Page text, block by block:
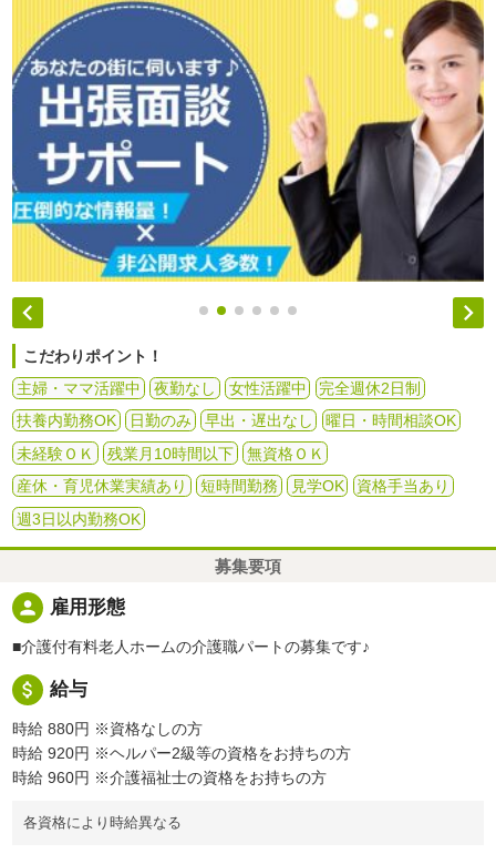
 
こだわりポイント！
主婦・ママ活躍中
夜勤なし 女性活躍中
完全週休2日制
扶養内勤務OK
日勤のみ 早出・遅出なし
曜日・時間相談OK
未経験ＯＫ
残業月10時間以下
無資格ＯＫ
産休・育児休業実績あり
短時間勤務 見学OK
資格手当あり
週3日以内勤務OK
募集要項
person 雇用形態
■介護付有料老人ホームの介護職パートの募集です♪
attach_money 給与
時給 880円 ※資格なしの方
時給 920円 ※ヘルパー2級等の資格をお持ちの方
時給 960円 ※介護福祉士の資格をお持ちの方
各資格により時給異なる